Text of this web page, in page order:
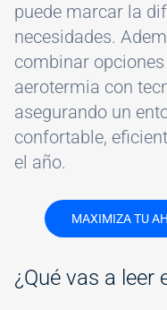
puede marcar la
necesidades.
combinar
aerotermia con
asegurando un
confortable,
el año.
MAXIMIZA TU
¿Qué vas a leer